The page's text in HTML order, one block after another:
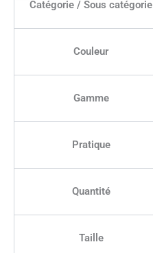
Catégorie / Sous catégorie
Couleur
Gamme
Pratique
Quantité
Taille